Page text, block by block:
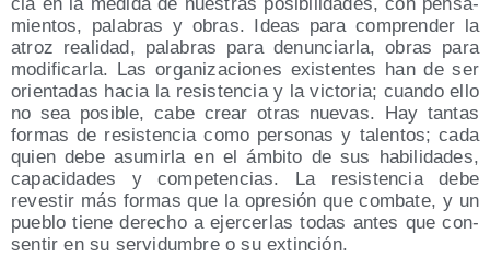
cia en la medi­da de nues­tras posi­bi­li­da­des, con pen­sa­
mien­tos, pala­bras y obras. Ideas para com­pren­der la
atroz reali­dad, pala­bras para denun­ciar­la, obras para
modi­fi­car­la. Las orga­ni­za­cio­nes exis­ten­tes han de ser
orien­ta­das hacia la resis­ten­cia y la vic­to­ria; cuan­do ello
no sea posi­ble, cabe crear otras nue­vas. Hay tan­tas
for­mas de resis­ten­cia como per­so­nas y talen­tos; cada
quien debe asu­mir­la en el ámbi­to de sus habi­li­da­des,
capa­ci­da­des y com­pe­ten­cias. La resis­ten­cia debe
reves­tir más for­mas que la opre­sión que com­ba­te, y un
pue­blo tie­ne dere­cho a ejer­cer­las todas antes que con­
sen­tir en su ser­vi­dum­bre o su extinción.